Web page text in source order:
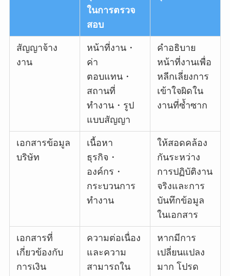
ในการตรวจ
สอบ
สัญญาจ้าง
งาน
หน้าที่งาน・
ค่า
ตอบแทน・
สถานที่
ทำงาน・รูป
แบบสัญญา
คำอธิบาย
หน้าที่งานเพื่อ
หลีกเลี่ยงการ
เข้าใจผิดใน
งานที่ซ้ำซาก
เอกสารข้อมูล
บริษัท
เนื้อหา
ธุรกิจ・
องค์กร・
กระบวนการ
ทำงาน
ให้สอดคล้อง
กันระหว่าง
การปฏิบัติงาน
จริงและการ
บันทึกข้อมูล
ในเอกสาร
เอกสารที่
เกี่ยวข้องกับ
การเงิน
ความต่อเนื่อง
และความ
สามารถใน
หากมีการ
เปลี่ยนแปลง
มาก โปรด